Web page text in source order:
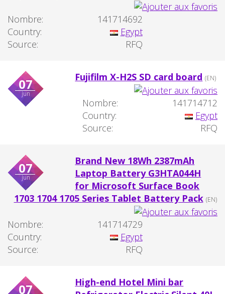
Nombre:
141714692
Country:
Egypt
Source:
RFQ
07
jun
Fujifilm X-H2S SD card board (EN)
Nombre:
141714712
Country:
Egypt
Source:
RFQ
07
jun
Brand New 18Wh 2387mAh
Laptop Battery G3HTA044H
for Microsoft Surface Book
1703 1704 1705 Series Tablet Battery Pack (EN)
Nombre:
141714729
Country:
Egypt
Source:
RFQ
07
High-end Hotel Mini bar